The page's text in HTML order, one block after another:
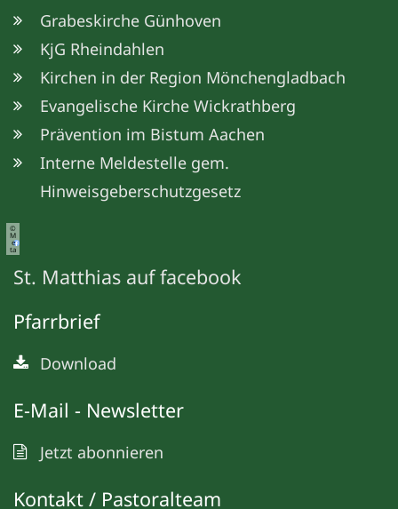
Grabeskirche Günhoven
KjG Rheindahlen
Kirchen in der Region Mönchengladbach
Evangelische Kirche Wickrathberg
Prävention im Bistum Aachen
Interne Meldestelle gem.
Hinweisgeberschutzgesetz
©
M
e
ta
St. Matthias auf facebook
Pfarrbrief
Download
E-Mail - Newsletter
Jetzt abonnieren
Kontakt / Pastoralteam